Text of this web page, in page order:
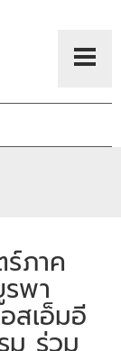
ภาค
พา
สเอ็มอี
ม ร่วม